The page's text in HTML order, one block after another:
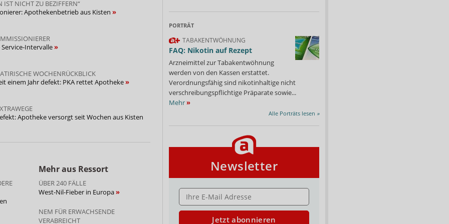
„Wenn der Automat einmal Probleme hat, ist
Situation, die wir nachvollziehen können
Team jederzeit schnell Hilfe leisten.“
der Uhlberg-Apotheke erreicht hat, hat unser
am selben Tag haben wir erste Maßnahmen
eingebunden“, erklärt eine Sprecherin.
Zeit wieder in Betrieb genommen werden.
Folgetag hat die Betriebssicherheit der Anlage
bekannt
gesicherten Erkenntnisse darüber teilen,
mit der Situation und unserer Unterstützung
zeigt der Vorgang, dass unser Service-Team
schnell Maßnahmen eingeleitet und die
wiederhergestellt hat“, erklärt die
IST NICHT ZU BEZIFFERN“
Apothekenbetrieb aus Kisten
Intervalle
WOCHENRÜCKBLICK
einem Jahr defekt: PKA rettet Apotheke
Apotheke versorgt seit Wochen aus Kisten
Mehr aus Ressort
ÜBER 240 FÄLLE
West-Nil-Fieber in Europa
NEM FÜR ERWACHSENDE
VERABREICHT
PORTRÄT
TABAKENTWÖHNUNG
FAQ: Nikotin auf Rezept
Arzneimittel zur Tabakentwöhnung
werden von den Kassen erstattet.
Verordnungsfähig sind nikotinhaltige nicht
verschreibungspflichtige Präparate sowie...
Mehr»
Alle Porträts lesen »
Newsletter
E-MAIL ADRESSE
Jetzt abonnieren